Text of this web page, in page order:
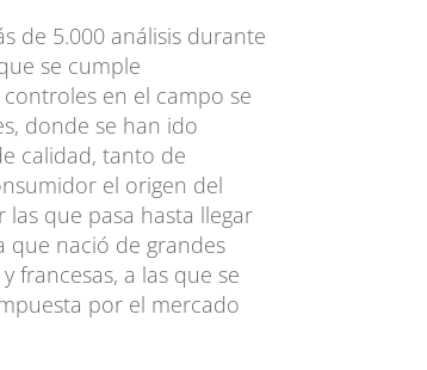
de 5.000 análisis durante
se cumple
en el campo se
donde se han ido
calidad, tanto de
el origen del
que pasa hasta llegar
que nació de grandes
francesas, a las que se
por el mercado